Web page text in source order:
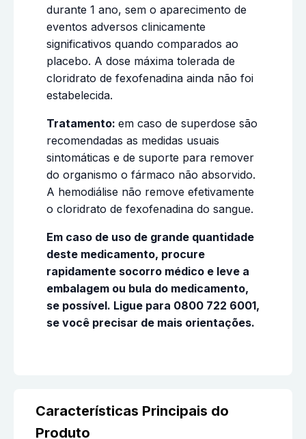
durante 1 ano, sem o aparecimento de
eventos adversos clinicamente
significativos quando comparados ao
placebo. A dose máxima tolerada de
cloridrato de fexofenadina ainda não foi
estabelecida.
Tratamento: em caso de superdose são
recomendadas as medidas usuais
sintomáticas e de suporte para remover
do organismo o fármaco não absorvido.
A hemodiálise não remove efetivamente
o cloridrato de fexofenadina do sangue.
Em caso de uso de grande quantidade
deste medicamento, procure
rapidamente socorro médico e leve a
embalagem ou bula do medicamento,
se possível. Ligue para 0800 722 6001,
se você precisar de mais orientações.
Características Principais do
Produto